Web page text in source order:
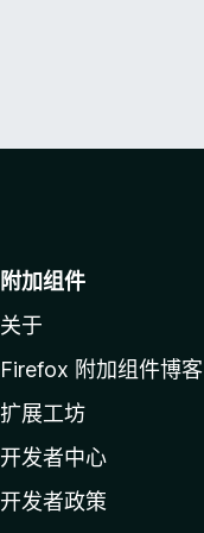
附加组件
关于
Firefox 附加组件博客
扩展工坊
开发者中心
开发者政策